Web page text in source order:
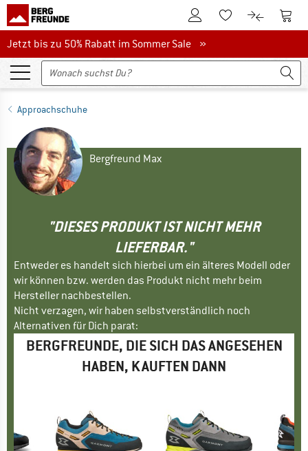
Zum KundenkontoZum Merkzettel.
Zum Zum
Jetzt bis zu 50% Rabatt im Sommer Sale
Jetzt bis zu 50% Rabatt im Sommer Sale »
Approachschuhe
Bergfreund Max
"DIESES PRODUKT IST NICHT MEHR
LIEFERBAR."
Entweder es handelt sich hierbei um ein älteres Modell oder
wir können bzw. werden das Produkt nicht mehr beim
Hersteller nachbestellen.
Nicht verzagen, wir haben selbstverständlich noch
Alternativen für Dich parat:
BERGFREUNDE, DIE SICH DAS ANGESEHEN
HABEN, KAUFTEN DANN